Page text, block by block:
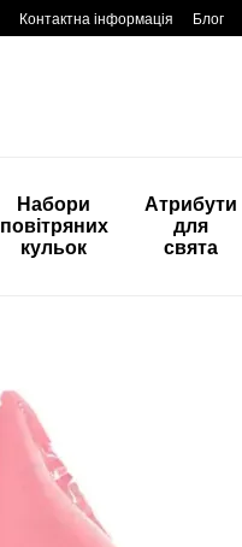
Контактна інформація Блог
Набори
повітряних
кульок
Атрибути
для
свята